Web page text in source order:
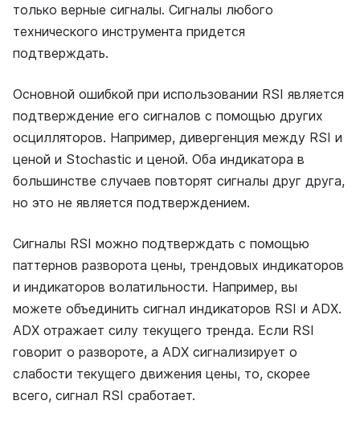
только верные сигналы. Сигналы любого
технического инструмента придется
подтверждать.
Основной ошибкой при использовании RSI является
подтверждение его сигналов с помощью других
осцилляторов. Например, дивергенция между RSI и
ценой и Stochastic и ценой. Оба индикатора в
большинстве случаев повторят сигналы друг друга,
но это не является подтверждением.
Сигналы RSI можно подтверждать с помощью
паттернов разворота цены, трендовых индикаторов
и индикаторов волатильности. Например, вы
можете объединить сигнал индикаторов RSI и ADX.
ADX отражает силу текущего тренда. Если RSI
говорит о развороте, а ADX сигнализирует о
слабости текущего движения цены, то, скорее
всего, сигнал RSI сработает.